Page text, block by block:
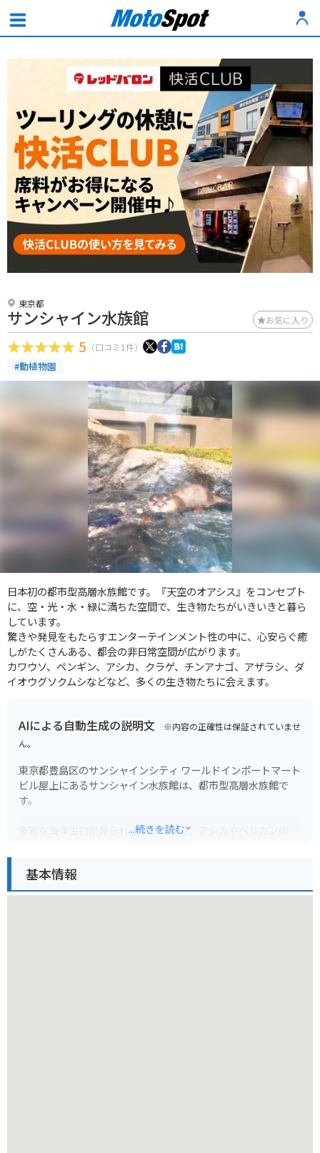
東京都
サンシャイン水族館 お気に入り
5 （口コミ1件）
#動植物園
日本初の都市型高層水族館です。『天空のオアシス』をコンセプト
に、空・光・水・緑に満ちた空間で、生き物たちがいきいきと暮ら
しています。
驚きや発見をもたらすエンターテインメント性の中に、心安らぐ癒
しがたくさんある、都会の非日常空間が広がります。
カワウソ、ペンギン、アシカ、クラゲ、チンアナゴ、アザラシ、ダ
イオウグソクムシなどなど、多くの生き物たちに会えます。
AIによる自動生成の説明文 ※内容の正確性は保証されていませ
ん。
東京都豊島区のサンシャインシティ ワールドインポートマート
ビル屋上にあるサンシャイン水族館は、都市型高層水族館で
す。
多彩な海洋生物が見られるだけでなく、アシカやペリカンのパ
特に、都会の空をバックに優雅に泳ぐペンギンの姿は必見で
...続きを読む
基本情報